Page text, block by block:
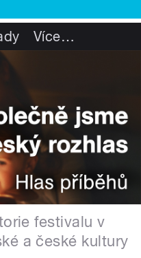
Více…
festivalu v
a české kultury